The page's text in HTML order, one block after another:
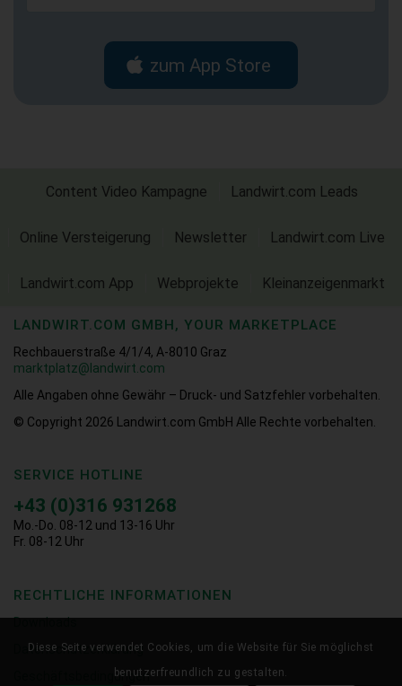
zum App Store
Content Video Kampagne Landwirt.com Leads
Online Versteigerung Newsletter Landwirt.com Live
Landwirt.com App Webprojekte Kleinanzeigenmarkt
LANDWIRT.COM GMBH, YOUR MARKETPLACE
Rechbauerstraße 4/1/4, A-8010 Graz
marktplatz@landwirt.com
Alle Angaben ohne Gewähr – Druck- und Satzfehler vorbehalten.
© Copyright 2026 Landwirt.com GmbH Alle Rechte vorbehalten.
SERVICE HOTLINE
+43 (0)316 931268
Mo.-Do. 08-12 und 13-16 Uhr
Fr. 08-12 Uhr
RECHTLICHE INFORMATIONEN
Downloads
Datenschutzerklärung
Geschäftsbedingungen
Diese Seite verwendet Cookies, um die Website für Sie möglichst
benutzerfreundlich zu gestalten.